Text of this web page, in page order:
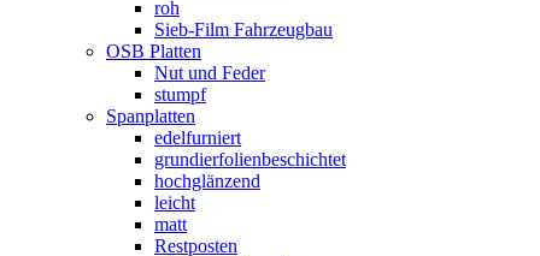
roh
Sieb-Film Fahrzeugbau
OSB Platten
Nut und Feder
stumpf
Spanplatten
edelfurniert
grundierfolienbeschichtet
hochglänzend
leicht
matt
Restposten